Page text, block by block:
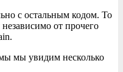
с остальным кодом. То
от прочего
мы увидим несколько